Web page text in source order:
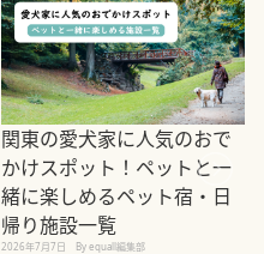
関東の愛犬家に人気のおで
かけスポット！ペットと一
緒に楽しめるペット宿・日
帰り施設一覧
2026年7月7日 By equall編集部